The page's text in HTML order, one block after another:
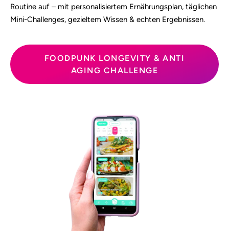
Routine auf – mit personalisiertem Ernährungsplan, täglichen
Mini-Challenges, gezieltem Wissen & echten Ergebnissen.
FOODPUNK LONGEVITY & ANTI
AGING CHALLENGE